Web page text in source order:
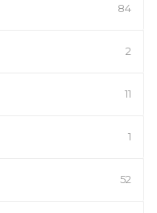
84
2
11
1
52